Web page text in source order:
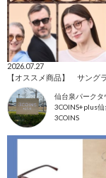
2026.07.27
【オススメ商品】 サング
仙台泉パークタ
3COINS